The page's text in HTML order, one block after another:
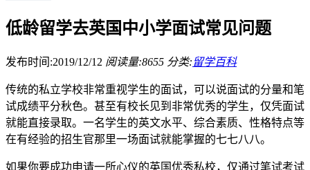
低龄留学去英国中小学面试常见问题
发布时间:2019/12/12 阅读量:8655 分类: 留学百科
传统的私立学校非常重视学生的面试，可以说面试的分量和笔
试成绩平分秋色。甚至有校长见到非常优秀的学生，仅凭面试
就能直接录取。一名学生的英文水平、综合素质、性格特点等
在有经验的招生官那里一场面试就能掌握的七七八八。
如果你要成功申请一所心仪的英国优秀私校，仅通过笔试考试